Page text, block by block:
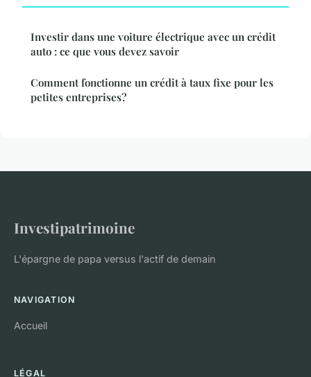
Investir dans une voiture électrique avec un crédit
auto : ce que vous devez savoir
Comment fonctionne un crédit à taux fixe pour les
petites entreprises?
Investipatrimoine
L'épargne de papa versus l'actif de demain
NAVIGATION
Accueil
LÉGAL